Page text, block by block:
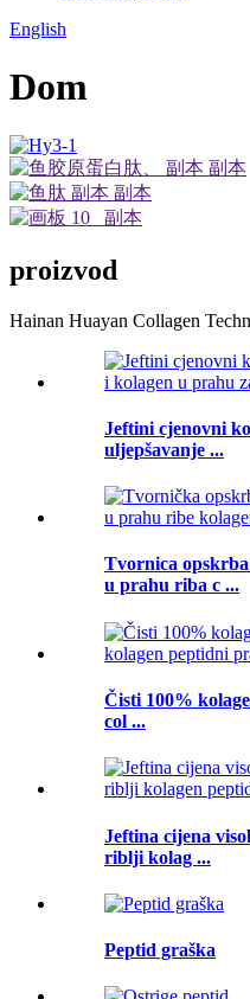
English
Dom
proizvod
Hainan Huayan Collagen
Jeftini cjenovni
uljepšavanje ...
Tvornica
u prahu riba c ...
Čisti 100%
col ...
Jeftina cijena
riblji kolag ...
Peptid graška